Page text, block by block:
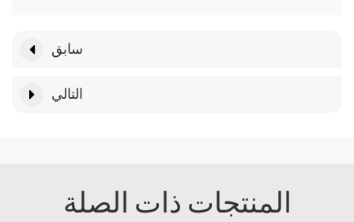
سابق
التالي
المنتجات ذات الصلة